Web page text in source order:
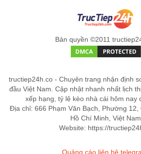
Bản quyền ©2011
tructiep24h.co - Chuyên trang nhận định
đầu Việt Nam. Cập nhật nhanh nhất lịch
xếp hạng, tỷ lệ kèo nhà cái hôm nay
Địa chỉ: 666 Phạm Văn Bạch, Phường 12,
Hồ Chí Minh, Việt Nam
Website: https://
Quảng cáo liên hệ